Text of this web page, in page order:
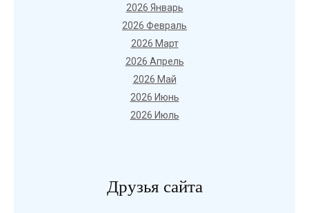
2026 Январь
2026 Февраль
2026 Март
2026 Апрель
2026 Май
2026 Июнь
2026 Июль
Друзья сайта